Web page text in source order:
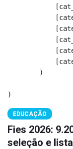
        )
EDUCAÇÃO
Fies 2026:
seleção e